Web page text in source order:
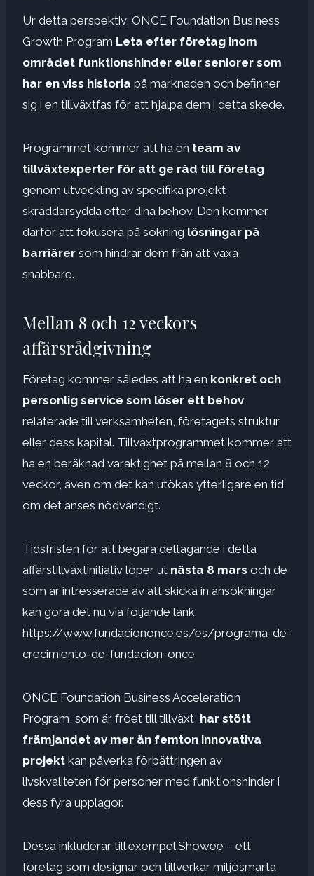
Ur detta perspektiv, ONCE Foundation Business
Growth Program Leta efter företag inom
området funktionshinder eller seniorer som
har en viss historia på marknaden och befinner
sig i en tillväxtfas för att hjälpa dem i detta skede.
Programmet kommer att ha en team av
tillväxtexperter för att ge råd till företag
genom utveckling av specifika projekt
skräddarsydda efter dina behov. Den kommer
därför att fokusera på sökning lösningar på
barriärer som hindrar dem från att växa
snabbare.
Mellan 8 och 12 veckors
affärsrådgivning
Företag kommer således att ha en konkret och
personlig service som löser ett behov
relaterade till verksamheten, företagets struktur
eller dess kapital. Tillväxtprogrammet kommer att
ha en beräknad varaktighet på mellan 8 och 12
veckor, även om det kan utökas ytterligare en tid
om det anses nödvändigt.
Tidsfristen för att begära deltagande i detta
affärstillväxtinitiativ löper ut nästa 8 mars och de
som är intresserade av att skicka in ansökningar
kan göra det nu via följande länk:
https://www.fundaciononce.es/es/programa-de-
crecimiento-de-fundacion-once
ONCE Foundation Business Acceleration
Program, som är fröet till tillväxt, har stött
främjandet av mer än femton innovativa
projekt kan påverka förbättringen av
livskvaliteten för personer med funktionshinder i
dess fyra upplagor.
Dessa inkluderar till exempel Showee – ett
företag som designar och tillverkar miljösmarta